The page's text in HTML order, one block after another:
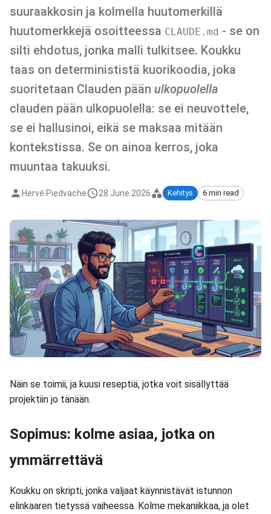
suuraakkosin ja kolmella huutomerkillä
huutomerkkejä osoitteessa CLAUDE.md - se on
silti ehdotus, jonka malli tulkitsee. Koukku
taas on determinististä kuorikoodia, joka
suoritetaan Clauden pään ulkopuolella
clauden pään ulkopuolella: se ei neuvottele,
se ei hallusinoi, eikä se maksaa mitään
kontekstissa. Se on ainoa kerros, joka
muuntaa takuuksi.
Hervé Piedvache 28 June 2026 Kehitys 6 min read
Näin se toimii, ja kuusi reseptiä, jotka voit sisällyttää
projektiin jo tänään.
Sopimus: kolme asiaa, jotka on
ymmärrettävä
Koukku on skripti, jonka valjaat käynnistävät istunnon
elinkaaren tietyssä vaiheessa. Kolme mekaniikkaa, ja olet